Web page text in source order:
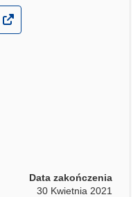
Data zakończenia
30 Kwietnia 2021